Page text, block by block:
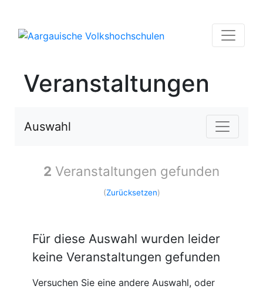
Veranstaltungen
Auswahl
2 Veranstaltungen gefunden
(Zurücksetzen)
Für diese Auswahl wurden leider
keine Veranstaltungen gefunden
Versuchen Sie eine andere Auswahl, oder